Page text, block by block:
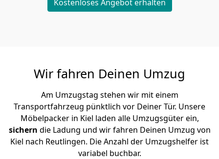
Kostenloses Angebot erhalten
Wir fahren Deinen Umzug
Am Umzugstag stehen wir mit einem
Transportfahrzeug pünktlich vor Deiner Tür. Unsere
Möbelpacker in Kiel laden alle Umzugsgüter ein,
sichern die Ladung und wir fahren Deinen Umzug von
Kiel nach Reutlingen. Die Anzahl der Umzugshelfer ist
variabel buchbar.